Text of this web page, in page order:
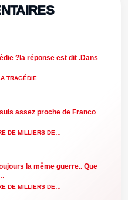
?la réponse est dit .Dans
TRAGÉDIE…
assez proche de Franco
DE MILLIERS DE…
la même guerre.. Que
DE MILLIERS DE…